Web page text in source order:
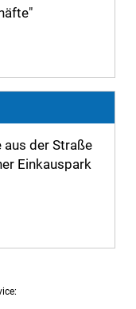
aus der Straße
Einkauspark